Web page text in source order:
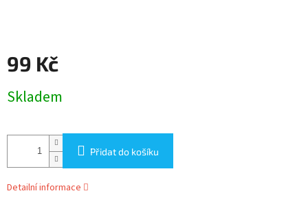
99 Kč
cena:
Skladem
Přidat do košíku
Detailní informace